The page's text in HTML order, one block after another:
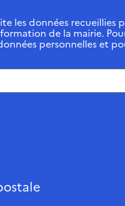
les données recueillies
de la mairie.
personnelles et